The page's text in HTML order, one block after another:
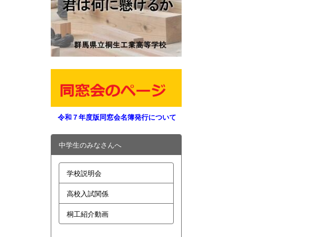
令和７年度版同窓会名簿発行について
中学生のみなさんへ
学校説明会
高校入試関係
桐工紹介動画